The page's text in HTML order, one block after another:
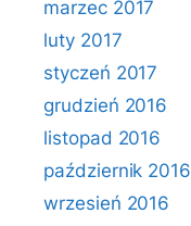
marzec 2017
luty 2017
styczeń 2017
grudzień 2016
listopad 2016
październik 2016
wrzesień 2016